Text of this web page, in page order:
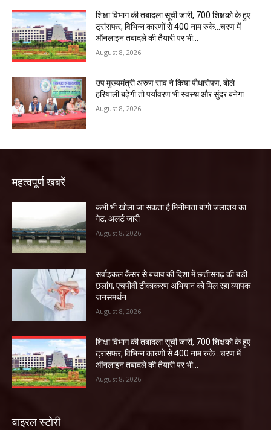
शिक्षा विभाग की तबादला सूची जारी, 700 शिक्षको के हुए
ट्रांसफर, विभिन्न कारणों से 400 नाम रुके…चरण में
ऑनलाइन तबादले की तैयारी पर भी...
August 8, 2026
उप मुख्यमंत्री अरुण साव ने किया पौधारोपण, बोले
हरियाली बढ़ेगी तो पर्यावरण भी स्वस्थ और सुंदर बनेगा
August 8, 2026
महत्वपूर्ण खबरें
कभी भी खोला जा सकता है मिनीमाता बांगो जलाशय का
गेट, अलर्ट जारी
August 8, 2026
सर्वाइकल कैंसर से बचाव की दिशा में छत्तीसगढ़ की बड़ी
छलांग, एचपीवी टीकाकरण अभियान को मिल रहा व्यापक
जनसमर्थन
August 8, 2026
शिक्षा विभाग की तबादला सूची जारी, 700 शिक्षको के हुए
ट्रांसफर, विभिन्न कारणों से 400 नाम रुके…चरण में
ऑनलाइन तबादले की तैयारी पर भी...
August 8, 2026
वाइरल स्टोरी